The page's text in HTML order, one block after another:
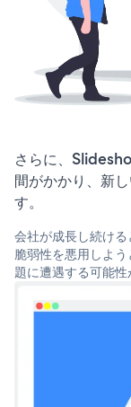
さらに、
間がかかり、新
す。
会社が成長し続け
脆弱性を悪用しよ
題に遭遇する可能性